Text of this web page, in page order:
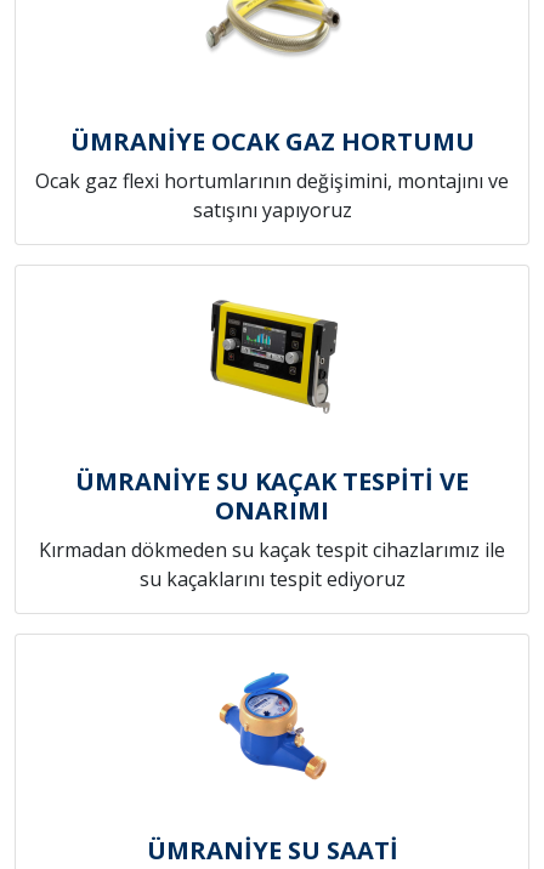
ÜMRANİYE OCAK GAZ HORTUMU
Ocak gaz flexi hortumlarının değişimini, montajını ve
satışını yapıyoruz
ÜMRANİYE SU KAÇAK TESPİTİ VE
ONARIMI
Kırmadan dökmeden su kaçak tespit cihazlarımız ile
su kaçaklarını tespit ediyoruz
ÜMRANİYE SU SAATİ